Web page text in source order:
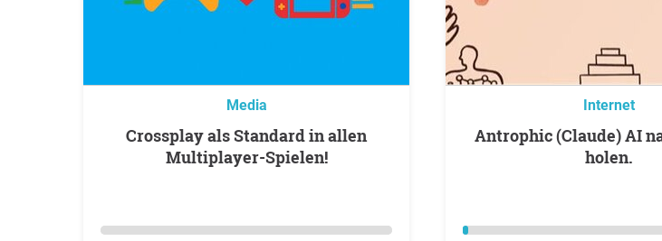
Media
Crossplay als Standard in allen
Multiplayer-Spielen!
Internet
Antrophic (Claude) AI nach Europa
holen.